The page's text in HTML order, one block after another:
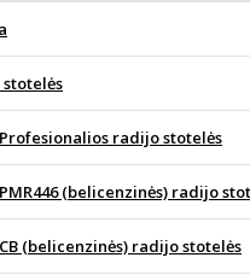
Profesionalios radijo stotelės
PMR446 (belicenzinės) radijo
CB (belicenzinės) radijo stotelės